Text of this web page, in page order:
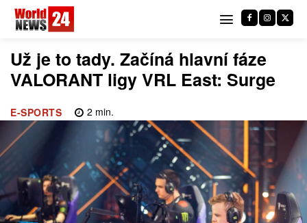
Už je to tady. Začíná hlavní fáze
VALORANT ligy VRL East: Surge
E-SPORTS 2 min.